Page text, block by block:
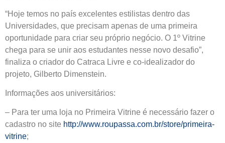
“Hoje temos no país excelentes estilistas dentro das
Universidades, que precisam apenas de uma primeira
oportunidade para criar seu próprio negócio. O 1º Vitrine
chega para se unir aos estudantes nesse novo desafio”,
finaliza o criador do Catraca Livre e co-idealizador do
projeto, Gilberto Dimenstein.
Informações aos universitários:
– Para ter uma loja no Primeira Vitrine é necessário fazer o
cadastro no site http://www.roupassa.com.br/store/primeira-
vitrine;